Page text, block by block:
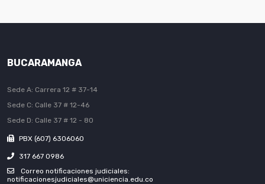
BUCARAMANGA
Sede A: Carrera 12 # 37-14
Sede C: Calle 37 # 12-46
Sede D: Calle 37 # 12 - 80
PBX (607) 6306060
317 667 0986
Correo notificaciones judiciales:
notificacionesjudiciales@uniciencia.edu.co